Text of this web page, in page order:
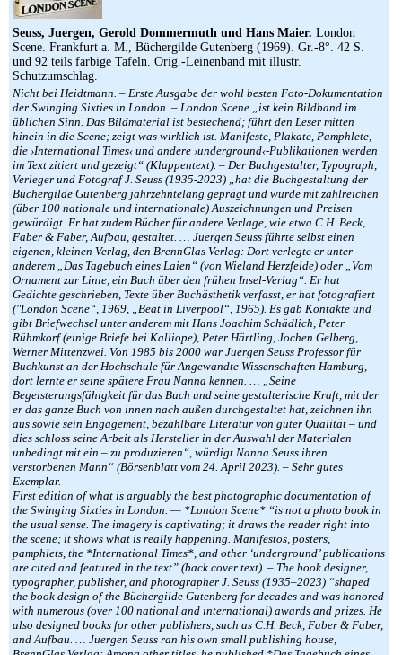
Seuss, Juergen, Gerold Dommermuth und Hans Maier. London
Scene. Frankfurt a. M., Büchergilde Gutenberg (1969). Gr.-8°. 42 S.
und 92 teils farbige Tafeln. Orig.-Leinenband mit illustr.
Schutzumschlag.
Nicht bei Heidtmann. – Erste Ausgabe der wohl besten Foto-Dokumentation
der Swinging Sixties in London. – London Scene „ist kein Bildband im
üblichen Sinn. Das Bildmaterial ist bestechend; führt den Leser mitten
hinein in die Scene; zeigt was wirklich ist. Manifeste, Plakate, Pamphlete,
die ›International Times‹ und andere ›underground‹-Publikationen werden
im Text zitiert und gezeigt“ (Klappentext). – Der Buchgestalter, Typograph,
Verleger und Fotograf J. Seuss (1935-2023) „hat die Buchgestaltung der
Büchergilde Gutenberg jahrzehntelang geprägt und wurde mit zahlreichen
(über 100 nationale und internationale) Auszeichnungen und Preisen
gewürdigt. Er hat zudem Bücher für andere Verlage, wie etwa C.H. Beck,
Faber & Faber, Aufbau, gestaltet. … Juergen Seuss führte selbst einen
eigenen, kleinen Verlag, den BrennGlas Verlag: Dort verlegte er unter
anderem „Das Tagebuch eines Laien“ (von Wieland Herzfelde) oder „Vom
Ornament zur Linie, ein Buch über den frühen Insel-Verlag“. Er hat
Gedichte geschrieben, Texte über Buchästhetik verfasst, er hat fotografiert
(″London Scene“, 1969, „Beat in Liverpool“, 1965). Es gab Kontakte und
gibt Briefwechsel unter anderem mit Hans Joachim Schädlich, Peter
Rühmkorf (einige Briefe bei Kalliope), Peter Härtling, Jochen Gelberg,
Werner Mittenzwei. Von 1985 bis 2000 war Juergen Seuss Professor für
Buchkunst an der Hochschule für Angewandte Wissenschaften Hamburg,
dort lernte er seine spätere Frau Nanna kennen. … „Seine
Begeisterungsfähigkeit für das Buch und seine gestalterische Kraft, mit der
er das ganze Buch von innen nach außen durchgestaltet hat, zeichnen ihn
aus sowie sein Engagement, bezahlbare Literatur von guter Qualität – und
dies schloss seine Arbeit als Hersteller in der Auswahl der Materialen
unbedingt mit ein – zu produzieren“, würdigt Nanna Seuss ihren
verstorbenen Mann“ (Börsenblatt vom 24. April 2023). – Sehr gutes
Exemplar.
First edition of what is arguably the best photographic documentation of
the Swinging Sixties in London. — *London Scene* “is not a photo book in
the usual sense. The imagery is captivating; it draws the reader right into
the scene; it shows what is really happening. Manifestos, posters,
pamphlets, the *International Times*, and other ‘underground’ publications
are cited and featured in the text” (back cover text). – The book designer,
typographer, publisher, and photographer J. Seuss (1935–2023) “shaped
the book design of the Büchergilde Gutenberg for decades and was honored
with numerous (over 100 national and international) awards and prizes. He
also designed books for other publishers, such as C.H. Beck, Faber & Faber,
and Aufbau. … Juergen Seuss ran his own small publishing house,